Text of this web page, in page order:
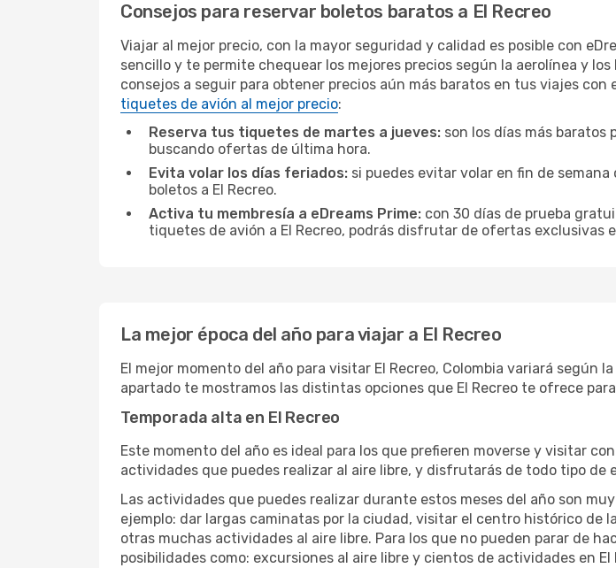
Consejos para reservar boletos baratos a El Recreo
Viajar al mejor precio, con la mayor seguridad y calidad es posible con
sencillo y te permite chequear los mejores precios según la aerolínea y
consejos a seguir para obtener precios aún más baratos en tus viajes
tiquetes de avión al mejor precio:
Reserva tus tiquetes de martes a jueves: son los días más baratos
buscando ofertas de última hora.
Evita volar los días feriados: si puedes evitar volar en fin de
boletos a El Recreo.
Activa tu membresía a eDreams Prime: con 30 días de prueba
tiquetes de avión a El Recreo, podrás disfrutar de ofertas exclusivas
La mejor época del año para viajar a El Recreo
El mejor momento del año para visitar El Recreo, Colombia variará
apartado te mostramos las distintas opciones que El Recreo te ofrece
Temporada alta en El Recreo
Este momento del año es ideal para los que prefieren moverse y visitar
actividades que puedes realizar al aire libre, y disfrutarás de todo tipo de
Las actividades que puedes realizar durante estos meses del año son
ejemplo: dar largas caminatas por la ciudad, visitar el centro histórico
otras muchas actividades al aire libre. Para los que no pueden parar de
posibilidades como: excursiones al aire libre y cientos de actividades en